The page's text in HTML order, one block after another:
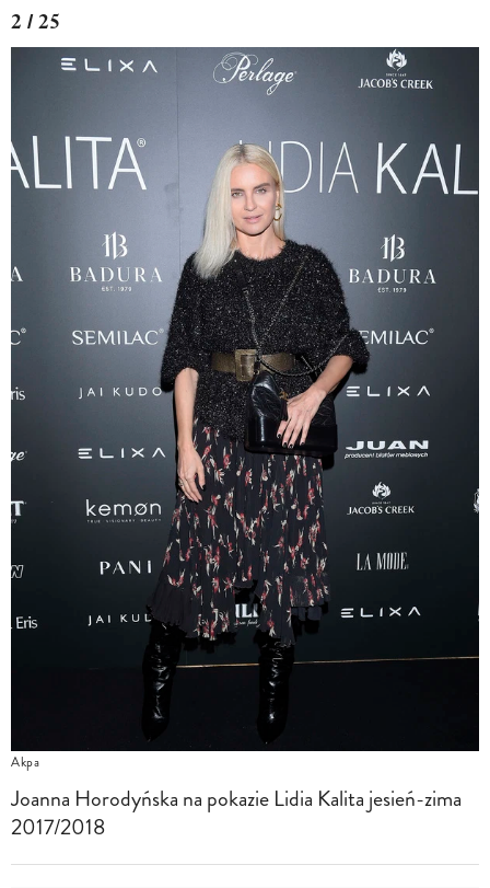
2 / 25
Akpa
Joanna Horodyńska na pokazie Lidia Kalita jesień-zima
2017/2018